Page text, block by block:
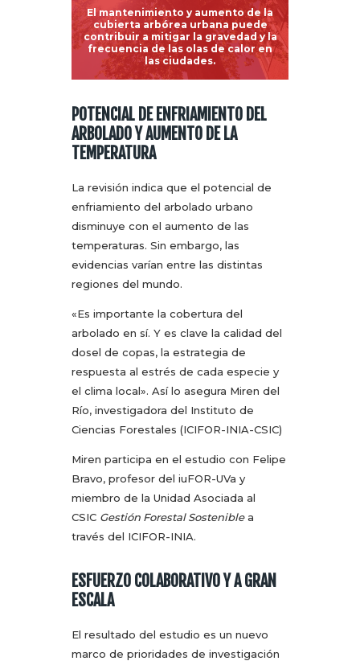
El mantenimiento y aumento de la
cubierta arbórea urbana puede
contribuir a mitigar la gravedad y la
frecuencia de las olas de calor en
las ciudades.
POTENCIAL DE ENFRIAMIENTO DEL
ARBOLADO Y AUMENTO DE LA
TEMPERATURA
La revisión indica que el potencial de
enfriamiento del arbolado urbano
disminuye con el aumento de las
temperaturas. Sin embargo, las
evidencias varían entre las distintas
regiones del mundo.
«Es importante la cobertura del
arbolado en sí. Y es clave la calidad del
dosel de copas, la estrategia de
respuesta al estrés de cada especie y
el clima local». Así lo asegura Miren del
Río, investigadora del Instituto de
Ciencias Forestales (ICIFOR-INIA-CSIC)
Miren participa en el estudio con Felipe
Bravo, profesor del iuFOR-UVa y
miembro de la Unidad Asociada al
CSIC Gestión Forestal Sosteniblea
través del ICIFOR-INIA.
ESFUERZO COLABORATIVO Y A GRAN
ESCALA
El resultado del estudio es un nuevo
marco de prioridades de investigación